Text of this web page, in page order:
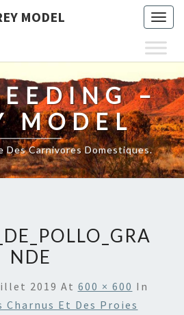
MODEL
–
MODEL
Des Carnivores Domestiques.
NDE
2019 At 600 × 600 In
Charnus Et Des Proies